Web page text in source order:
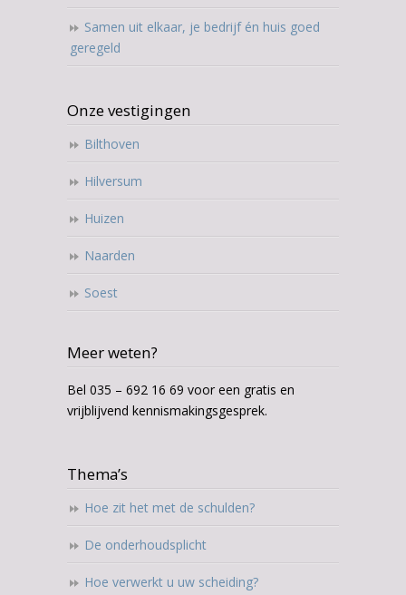
Samen uit elkaar, je bedrijf én huis goed
geregeld
Onze vestigingen
Bilthoven
Hilversum
Huizen
Naarden
Soest
Meer weten?
Bel 035 – 692 16 69 voor een gratis en
vrijblijvend kennismakingsgesprek.
Thema’s
Hoe zit het met de schulden?
De onderhoudsplicht
Hoe verwerkt u uw scheiding?